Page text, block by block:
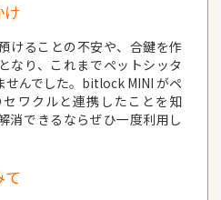
けることの不安や、合鍵を作
なり、これまでペットシッタ
せんでした。bitlock MINI がペ
ワクルと連携したことを知
消できるならぜひ一度利用し
て